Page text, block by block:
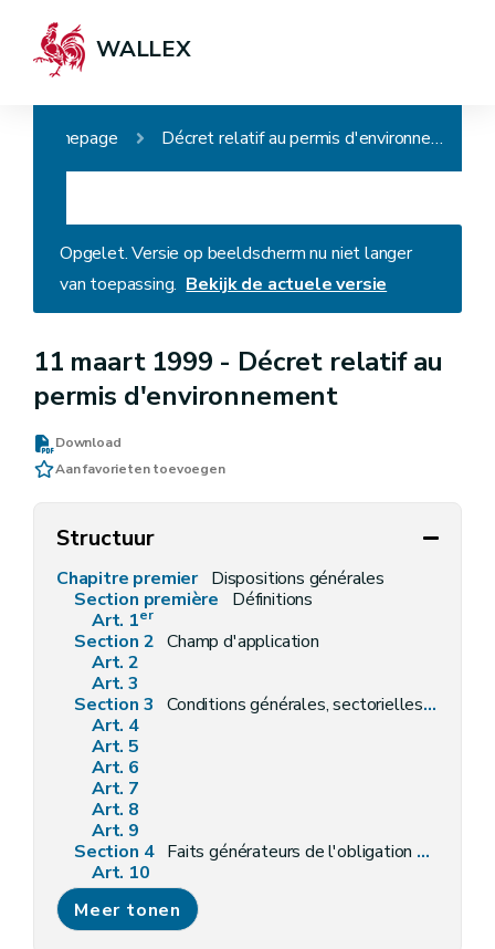
WALLEX
Homepage Décret relatif au permis d'environnement
Opgelet. Versie op beeldscherm nu niet langer
van toepassing. Bekijk de actuele versie
11 maart 1999 - Décret relatif au
permis d'environnement
Download
Aan favorieten toevoegen
Structuur
Chapitre premier Dispositions générales
Section première
Définitions
Art. 1er
Section 2 Champ d'application
Art. 2
Art. 3
Section 3
Conditions générales, sectorielles, intégrales et particulières
Art. 4
Art. 5
Art. 6
Art. 7
Art. 8
Art. 9
Section 4 Faits générateurs de l'obligation d'obtenir un permis ou de faire une déclaration
Art. 10
Art. 11
Art. 12
Section 5 Autorité compétente
Meer tonen